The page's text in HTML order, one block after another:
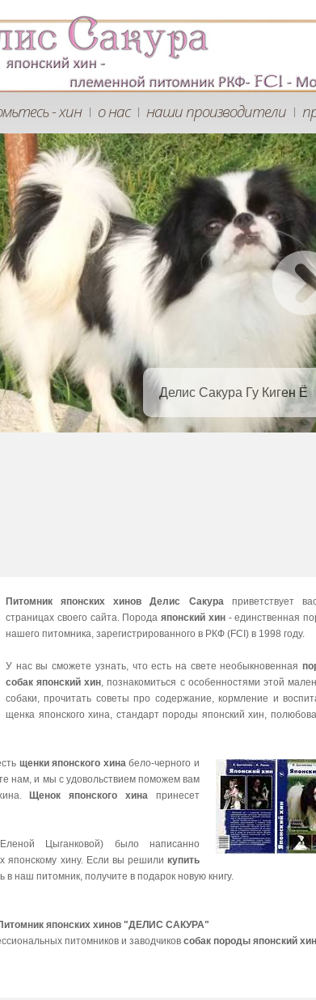
- хин | о нас | наши производители |
Делис Сакура Гу Киген Ё
Питомник японских хинов Делис Сакура приветствует
страницах своего сайта. Порода японский хин- единственная
нашего питомника, зарегистрированного в РКФ (FCI) в 1998 году.
У нас вы сможете узнать, что есть на свете необыкновенная
собак японский хин, познакомиться с особенностями этой
собаки, прочитать советы про содержание, кормление и
щенка японского хина, стандарт породы японский хин,
щенки японского хинабело-черного и
нам, и мы с удовольствием поможем вам
Щенок японского хина принесет
Цыганковой) было написанно
японскому хину. Если вы решили купить
в наш питомник, получите в подарок новую книгу.
японских хинов "ДЕЛИС САКУРА"
питомников и заводчиков собак породы японский хин